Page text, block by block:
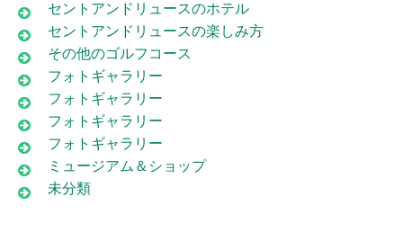
セントアンドリュースのホテル
セントアンドリュースの楽しみ方
その他のゴルフコース
フォトギャラリー
フォトギャラリー
フォトギャラリー
フォトギャラリー
ミュージアム＆ショップ
未分類